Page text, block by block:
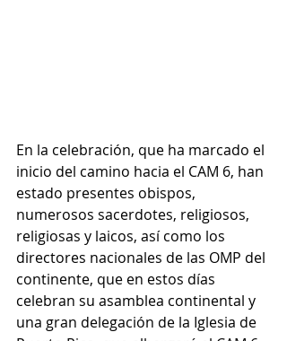
En la celebración, que ha marcado el
inicio del camino hacia el CAM 6, han
estado presentes obispos,
numerosos sacerdotes, religiosos,
religiosas y laicos, así como los
directores nacionales de las OMP del
continente, que en estos días
celebran su asamblea continental y
una gran delegación de la Iglesia de